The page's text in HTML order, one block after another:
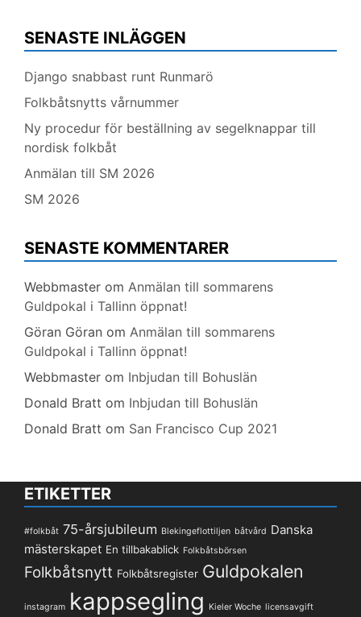
SENASTE INLÄGGEN
Django snabbast runt Runmarö
Folkbåtsnytts vårnummer
Ny procedur för beställning av segelknappar till
nordisk folkbåt
Anmälan till SM 2026
SM 2026
SENASTE KOMMENTARER
Webbmaster om Anmälan till sommarens
Guldpokal i Tallinn öppnat!
Göran Göran om Anmälan till sommarens
Guldpokal i Tallinn öppnat!
Webbmaster om Inbjudan till Bohuslän
Donald Bratt om Inbjudan till Bohuslän
Donald Bratt om San Francisco Cup 2021
ETIKETTER
#folkbåt 75-årsjubileum Blekingeflottiljen båtvård Danska
mästerskapet En tillbakablick Folkbåtsbörsen
Folkbåtsnytt Folkbåtsregister Guldpokalen
instagram kappsegling Kieler Woche licensavgift